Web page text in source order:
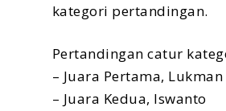
kategori pertandingan.
Pertandingan catur
– Juara Pertama, Lukman
– Juara Kedua, Iswanto